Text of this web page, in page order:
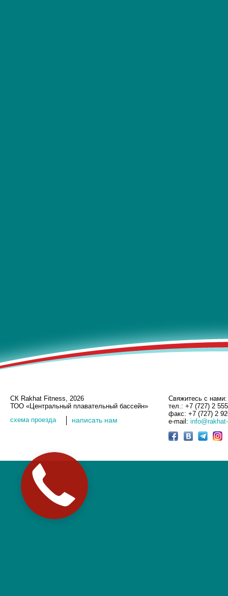
СК Rakhat Fitness, 2026
ТОО «Центральный плавательный бассейн»
cхема проезда
написать нам
Свяжитесь с нами:
тел.: +7 (727) 2
факс: +7 (727) 2
e-mail: